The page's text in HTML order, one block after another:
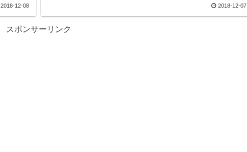
2018-12-08 2018-12-07
スポンサーリンク